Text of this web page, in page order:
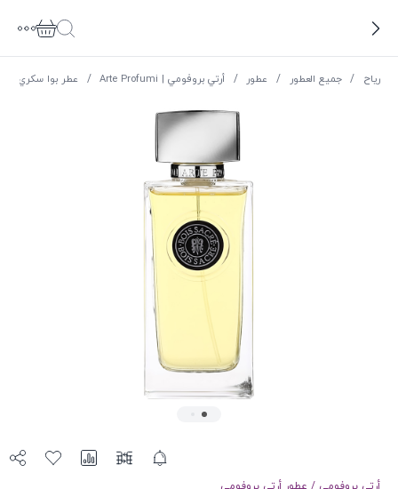
ریاح / جميع العطور / عطور / أرتي بروفومي | Arte Profumi / عطر بوا سكري